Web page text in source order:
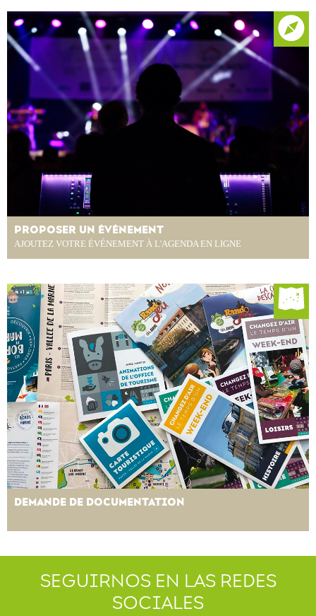
PROPOSER UN ÉVÉNEMENT
AJOUTEZ VOTRE ÉVÉNEMENT À L'AGENDA EN LIGNE
DEMANDE DE DOCUMENTATION
SEGUIRNOS EN LAS REDES
SOCIALES